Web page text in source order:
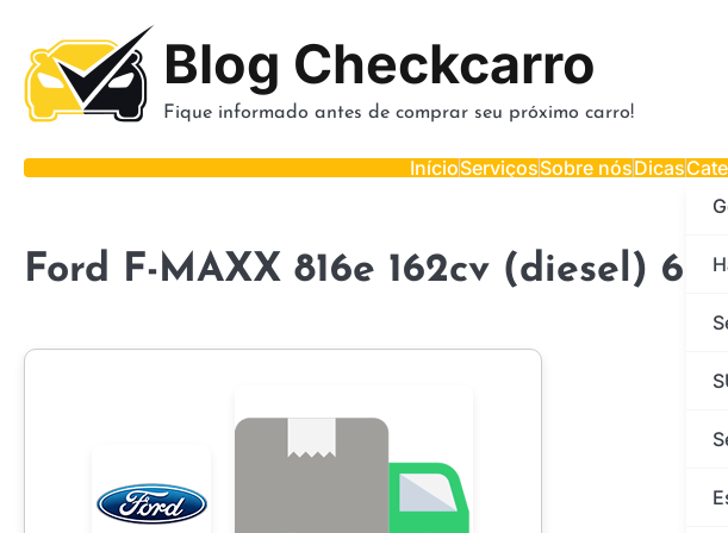
content
Blog Checkcarro
Fique informado antes de comprar seu próximo carro!
InícioServiçosSobre nósDicas
Ford F-MAXX 816e 162cv (diesel)